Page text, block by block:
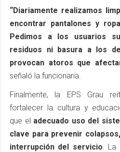
“Diariamente realizamos
encontrar pantalones y
Pedimos a los usuarios
residuos ni basura a los
provocan atoros que
señaló la funcionaria.
Finalmente, la EPS Grau
fortalecer la cultura y
que el adecuado uso del
clave para prevenir
interrupción del servicio .